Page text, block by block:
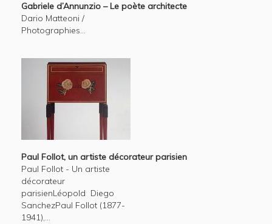
Gabriele d’Annunzio – Le poète architecte
Dario Matteoni /
Photographies...
Paul Follot, un artiste décorateur parisien
Paul Follot - Un artiste
décorateur
parisienLéopold Diego
SanchezPaul Follot (1877-
1941),...